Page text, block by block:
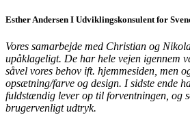
Esther Andersen I Udviklingskonsulent for
Vores samarbejde med Christian og
upåklageligt. De har hele vejen igennem
såvel vores behov ift. hjemmesiden, men
opsætning/farve og design. I sidste ende
fuldstændig lever op til forventningen, og
brugervenligt udtryk.